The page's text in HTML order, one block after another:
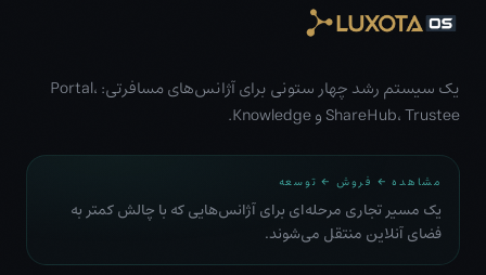
یک سیستم رشد چهار ستونی برای آژانس‌های مسافرتی: Portal،
ShareHub، Trustee و Knowledge.
مشاهده ← فروش ← توسعه
یک مسیر تجاری مرحله‌ای برای آژانس‌هایی که با چالش کمتر به
فضای آنلاین منتقل می‌شوند.